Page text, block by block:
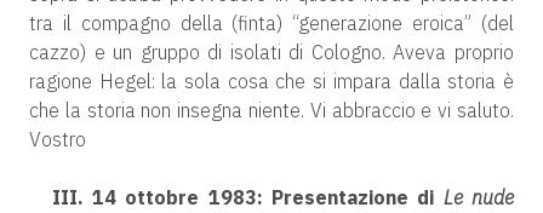
tra il compagno della (finta) “generazione eroica” (del
cazzo) e un gruppo di isolati di Cologno. Aveva proprio
ragione Hegel: la sola cosa che si impara dalla storia è
che la storia non insegna niente. Vi abbraccio e vi saluto.
Vostro
III. 14 ottobre 1983: Presentazione di Le nude